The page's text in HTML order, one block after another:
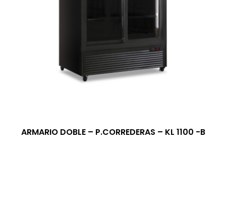
ARMARIO DOBLE – P.CORREDERAS – KL 1100 -B